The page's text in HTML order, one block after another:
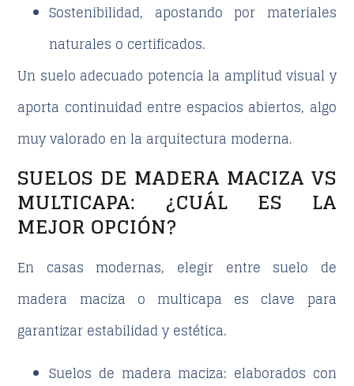
Sostenibilidad, apostando por materiales
naturales o certificados.
Un suelo adecuado potencia la amplitud visual y
aporta continuidad entre espacios abiertos, algo
muy valorado en la arquitectura moderna.
SUELOS DE MADERA MACIZA VS
MULTICAPA: ¿CUÁL ES LA
MEJOR OPCIÓN?
En casas modernas, elegir entre suelo de
madera maciza o multicapa es clave para
garantizar estabilidad y estética.
Suelos de madera maciza: elaborados con